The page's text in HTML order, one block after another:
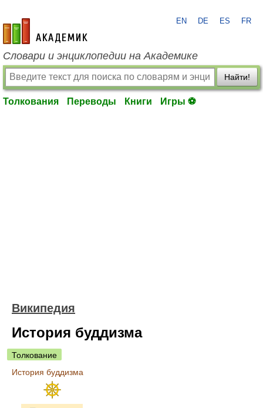
academic.ru
EN DE ES FR
Словари и энциклопедии на Академике
Найти!
Толкования Переводы Книги Игры ⚽
Википедия
История буддизма
Толкование
История буддизма